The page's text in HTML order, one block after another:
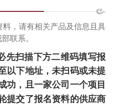
，请有相关产品及信息且具
联系。
先扫描下方二维码填写报
以下地址，未扫码或未提
功，
且一家公司一个项目
提交了报名资料的供应商